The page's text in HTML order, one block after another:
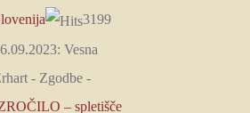
3199
Vesna
- Zgodbe -
– spletišče